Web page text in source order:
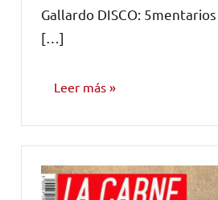
Gallardo DISCO: 5mentarios
[…]
Leer más